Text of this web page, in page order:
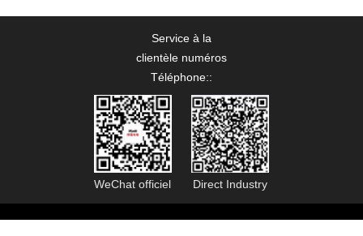
Service à la
clientèle numéros
Téléphone::
WeChat officiel Direct Industry